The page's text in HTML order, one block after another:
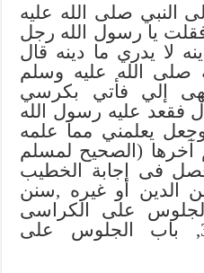
النبي صلى الله عليه
يا رسول الله رجل
لا يدري ما دينه قال
صلى الله عليه وسلم
إلي فأتي بكرسي
فقعد عليه رسول الله
يعلمني مما علمه
آخرها (الصحيح لمسلم
فصل فى إجابة الخطيب
أو غيره ,سنن
باب الجلوس على الكراسى
,الأدب المفرد ص340, باب الجلوس على